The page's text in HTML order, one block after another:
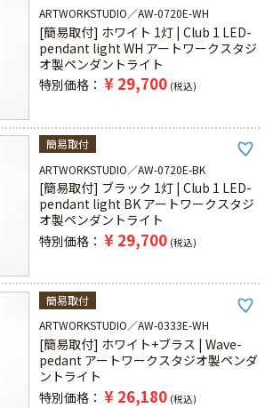
ARTWORKSTUDIO AW-0720E-WH
[簡易取付] ホワイト 1灯 | Club 1 LED-
pendant light WH アートワークスタジ
オ製ペンダントライト
特別価格
¥ 29,700 税込
簡易取付
ARTWORKSTUDIO
AW-0720E-BK
[簡易取付] ブラック 1灯 | Club 1 LED-
pendant light BK アートワークスタジ
オ製ペンダントライト
特別価格
¥ 29,700 税込
簡易取付
ARTWORKSTUDIO
AW-0333E-WH
[簡易取付] ホワイト+ブラス | Wave-
pedant アートワークスタジオ製ペンダ
ントライト
特別価格
¥ 26,180 税込